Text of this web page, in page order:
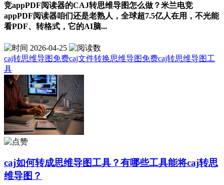
竞appPDF阅读器的CAJ转思维导图怎么做？米兰电竞
appPDF阅读器咱们还是老熟人，全球超7.5亿人在用，不光能
看PDF、转格式，它的AI脑...
2026-04-25
caj转思维导图免费caj文件转换思维导图免费caj转思维导图工
具
caj如何转成思维导图工具？有哪些工具能将caj转思
维导图？